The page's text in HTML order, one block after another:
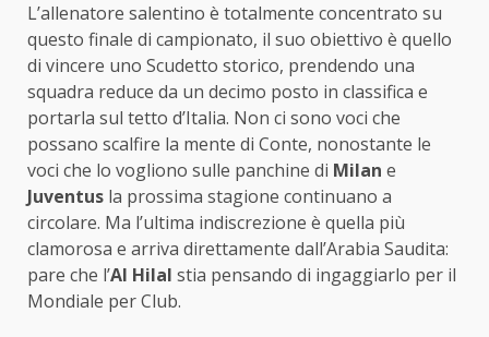
L’allenatore salentino è totalmente concentrato su
questo finale di campionato, il suo obiettivo è quello
di vincere uno Scudetto storico, prendendo una
squadra reduce da un decimo posto in classifica e
portarla sul tetto d’Italia. Non ci sono voci che
possano scalfire la mente di Conte, nonostante le
voci che lo vogliono sulle panchine di Milan e
Juventus la prossima stagione continuano a
circolare. Ma l’ultima indiscrezione è quella più
clamorosa e arriva direttamente dall’Arabia Saudita:
pare che l’Al Hilal stia pensando di ingaggiarlo per il
Mondiale per Club.